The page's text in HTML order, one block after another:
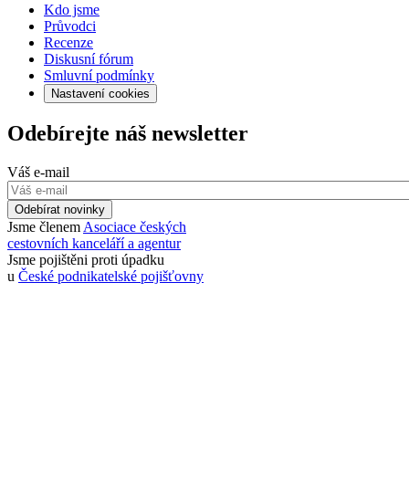
Kdo jsme
Průvodci
Recenze
Diskusní fórum
Smluvní podmínky
Nastavení cookies
Odebírejte náš newsletter
Váš e-mail
Odebírat novinky
Jsme členem Asociace českých
cestovních kanceláří a agentur
Jsme pojištěni proti úpadku
u České podnikatelské pojišťovny